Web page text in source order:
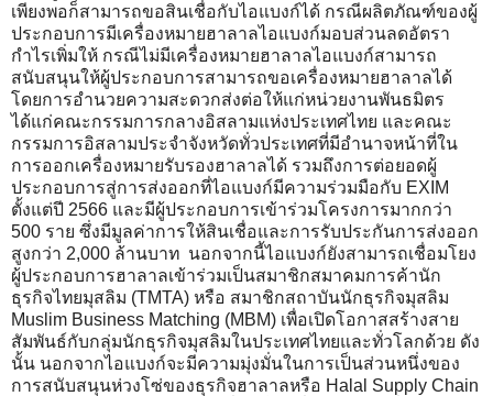
เพียงพอก็สามารถขอสินเชื่อกับไอแบงก์ได้ กรณีผลิตภัณฑ์ของผู้
ประกอบการมีเครื่องหมายฮาลาลไอแบงก์มอบส่วนลดอัตรา
กำไรเพิ่มให้ กรณีไม่มีเครื่องหมายฮาลาลไอแบงก์สามารถ
สนับสนุนให้ผู้ประกอบการสามารถขอเครื่องหมายฮาลาลได้
โดยการอำนวยความสะดวกส่งต่อให้แก่หน่วยงานพันธมิตร
ได้แก่คณะกรรมการกลางอิสลามแห่งประเทศไทย และคณะ
กรรมการอิสลามประจำจังหวัดทั่วประเทศที่มีอำนาจหน้าที่ใน
การออกเครื่องหมายรับรองฮาลาลได้ รวมถึงการต่อยอดผู้
ประกอบการสู่การส่งออกที่ไอแบงก์มีความร่วมมือกับ EXIM
ตั้งแต่ปี 2566 และมีผู้ประกอบการเข้าร่วมโครงการมากกว่า
500 ราย ซึ่งมีมูลค่าการให้สินเชื่อและการรับประกันการส่งออก
สูงกว่า 2,000 ล้านบาท นอกจากนี้ไอแบงก์ยังสามารถเชื่อมโยง
ผู้ประกอบการฮาลาลเข้าร่วมเป็นสมาชิกสมาคมการค้านัก
ธุรกิจไทยมุสลิม (TMTA) หรือ สมาชิกสถาบันนักธุรกิจมุสลิม
Muslim Business Matching (MBM) เพื่อเปิดโอกาสสร้างสาย
สัมพันธ์กับกลุ่มนักธุรกิจมุสลิมในประเทศไทยและทั่วโลกด้วย ดัง
นั้น นอกจากไอแบงก์จะมีความมุ่งมั่นในการเป็นส่วนหนึ่งของ
การสนับสนุนห่วงโซ่ของธุรกิจฮาลาลหรือ Halal Supply Chain